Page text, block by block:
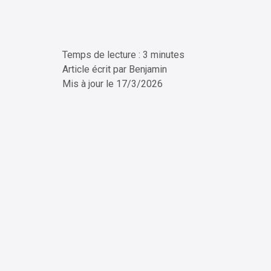
Temps de lecture : 3 minutes
Article écrit par Benjamin
Mis à jour le 17/3/2026